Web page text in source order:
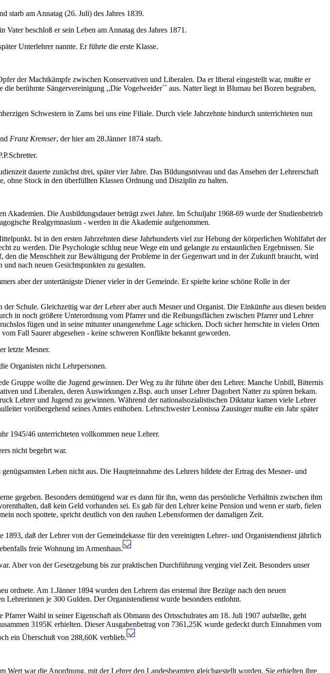
starb am Annatag (26. Juli) des Jahres 1839.
Vater beschloß er sein Leben am Annatag des Jahres 1871.
Unterlehrer nannte. Er führte die erste Klasse.
der Machtkämpfe zwischen Konservativen und Liberalen. Da er liberal eingestellt war, mußte er
berühmte Sängervereinigung ,,Die Vogelweider`` aus. Natter liegt in Blumau bei Bozen begraben,
Schwestern in Zams bei uns eine Filiale. Durch viele Jahrzehnte hindurch unterrichteten nun
Franz Kremser, der hier am 28.Jänner 1874 starb.
dauerte zunächst drei, später vier Jahre. Das Bildungsniveau und das Ansehen der Lehrerschaft
ohne Stock in den überfüllten Klassen Ordnung und Disziplin zu halten.
Die Ausbildungsdauer beträgt zwei Jahre. Im Schuljahr 1968-69 wurde der Studienbetrieb
Realgymnasium - werden in die Akademie aufgenommen.
Ist in den ersten Jahrzehnten diese Jahrhunderts viel zur Hebung der körperlichen Wohlfahrt der
zu werden. Die Psychologie schlug neue Wege ein und gelangte zu erstaunlichen Ergebnissen. Sie
die Menschheit zur Bewältigung der Probleme in der Gegenwart und in der Zukunft braucht, wird
nach neuen Gesichtspunkten zu gestalten.
aber der untertänigste Diener vieler in der Gemeinde. Er spielte keine schöne Rolle in der
Schule. Gleichzeitig war der Lehrer aber auch Mesner und Organist. Die Einkünfte aus diesen beiden
in noch größere Unterordnung vom Pfarrer und die Reibungsflächen zwischen Pfarrer und Lehrer
fügen und in seine mitunter unangenehme Lage schicken. Doch sicher herrschte in vielen Orten
Fall Saurer abgesehen - keine schweren Konflikte bekannt geworden.
letzte Mesner.
Organisten nicht Lehrpersonen.
Gruppe wollte die Jugend gewinnen. Der Weg zu ihr führte über den Lehrer. Manche Unbill, Bitternis
und Liberalen, deren Auswirkungen z.Bsp. auch unser Lehrer Dagobert Natter zu spüren bekam.
Lehrer und Jugend zu gewinnen. Während der nationalsozialistischen Diktatur kamen viele Lehrer
vorübergehend seines Amtes enthoben. Lehrschwester Leonissa Zausinger mußte ein Jahr später
1945/46 unterrichteten vollkommen neue Lehrer.
nicht begehrt war.
Leben nicht aus. Die Haupteinnahme des Lehrers bildete der Ertrag des Mesner- und
gegeben. Besonders demütigend war es dann für ihn, wenn das persönliche Verhältnis zwischen ihm
daß kein Geld vorhanden sei. Es gab für den Lehrer keine Pension und wenn er starb, fielen
noch spottete, spricht deutlich von den rauhen Lebensformen der damaligen Zeit.
1893, daß der Lehrer von der Gemeindekasse für den vereinigten Lehrer- und Organistendienst jährlich
freie Wohnung im Armenhaus.
Aber von der Gesetzgebung bis zur praktischen Durchführung verging viel Zeit. Besonders unser
ordnete. Am 1.Jänner 1894 wurden den Lehrern das erstemal ihre Bezüge nach den neuen
je 300 Gulden. Der Organistendienst wurde besonders entlohnt.
Waibl in seiner Eigenschaft als Obmann des Ortsschulrates am 18. Juli 1907 aufstellte, geht
3195K erhielten. Dieser Ausgabenbetrag von 7361,25K wurde gedeckt durch Einnahmen vom
ein Überschuß von 288,60K verblieb.
Wert war die Anordnung, mit der Lehrer den Landesbeamten gleichgestellt wurden. Sie erhielten ihre